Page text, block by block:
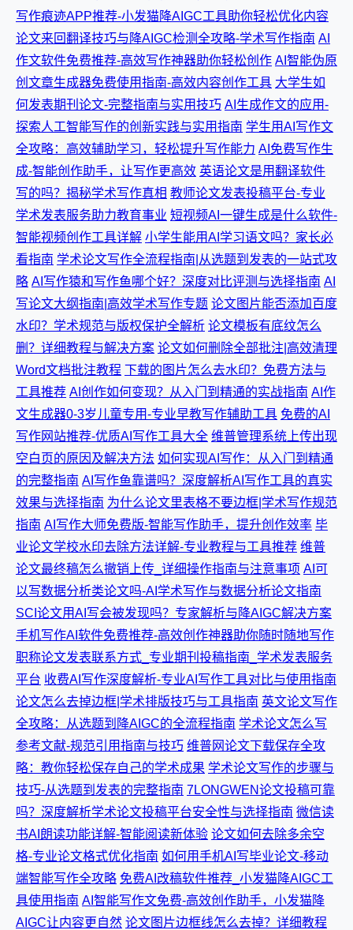
写作痕迹APP推荐-小发猫降AIGC工具助你轻松优化内容
论文来回翻译技巧与降AIGC检测全攻略-学术写作指南 AI
作文软件免费推荐-高效写作神器助你轻松创作 AI智能伪原
创文章生成器免费使用指南-高效内容创作工具 大学生如
何发表期刊论文-完整指南与实用技巧 AI生成作文的应用-
探索人工智能写作的创新实践与实用指南 学生用AI写作文
全攻略：高效辅助学习，轻松提升写作能力 AI免费写作生
成-智能创作助手，让写作更高效 英语论文是用翻译软件
写的吗？揭秘学术写作真相 教师论文发表投稿平台-专业
学术发表服务助力教育事业 短视频AI一键生成是什么软件-
智能视频创作工具详解 小学生能用AI学习语文吗？家长必
看指南 学术论文写作全流程指南|从选题到发表的一站式攻
略 AI写作猿和写作鱼哪个好？深度对比评测与选择指南 AI
写论文大纲指南|高效学术写作专题 论文图片能否添加百度
水印？学术规范与版权保护全解析 论文模板有底纹怎么
删？详细教程与解决方案 论文如何删除全部批注|高效清理
Word文档批注教程 下载的图片怎么去水印？免费方法与
工具推荐 AI创作如何变现？从入门到精通的实战指南 AI作
文生成器0-3岁儿童专用-专业早教写作辅助工具 免费的AI
写作网站推荐-优质AI写作工具大全 维普管理系统上传出现
空白页的原因及解决方法 如何实现AI写作：从入门到精通
的完整指南 AI写作鱼靠谱吗？深度解析AI写作工具的真实
效果与选择指南 为什么论文里表格不要边框|学术写作规范
指南 AI写作大师免费版-智能写作助手，提升创作效率 毕
业论文学校水印去除方法详解-专业教程与工具推荐 维普
论文最终稿怎么撤销上传_详细操作指南与注意事项 AI可
以写数据分析类论文吗-AI学术写作与数据分析论文指南
SCI论文用AI写会被发现吗？专家解析与降AIGC解决方案
手机写作AI软件免费推荐-高效创作神器助你随时随地写作
职称论文发表联系方式_专业期刊投稿指南_学术发表服务
平台 收费AI写作深度解析-专业AI写作工具对比与使用指南
论文怎么去掉边框|学术排版技巧与工具指南 英文论文写作
全攻略：从选题到降AIGC的全流程指南 学术论文怎么写
参考文献-规范引用指南与技巧 维普网论文下载保存全攻
略：教你轻松保存自己的学术成果 学术论文写作的步骤与
技巧-从选题到发表的完整指南 7LONGWEN论文投稿可靠
吗？深度解析学术论文投稿平台安全性与选择指南 微信读
书AI朗读功能详解-智能阅读新体验 论文如何去除多余空
格-专业论文格式优化指南 如何用手机AI写毕业论文-移动
端智能写作全攻略 免费AI改稿软件推荐_小发猫降AIGC工
具使用指南 AI智能写作文免费-高效创作助手，小发猫降
AIGC让内容更自然 论文图片边框线怎么去掉？详细教程